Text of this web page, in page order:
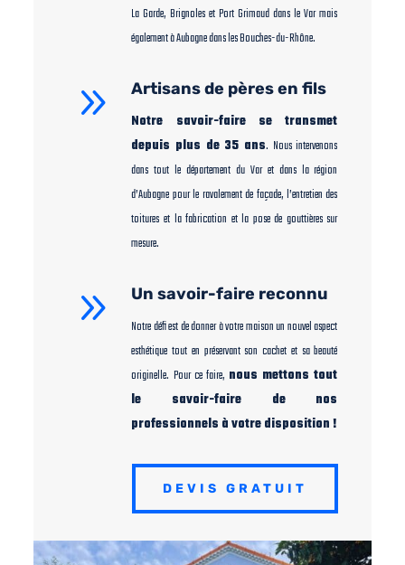
La Garde, Brignoles et Port Grimaud dans le Var mais
également à Aubagne dans les Bouches-du-Rhône.
9 Artisans de pères en fils
Notre savoir-faire se transmet
depuis plus de 35 ans. Nous intervenons
dans tout le département du Var et dans la région
d’Aubagne pour le ravalement de façade, l’entretien des
toitures et la fabrication et la pose de gouttières sur
mesure.
9 Un savoir-faire reconnu
Notre défi est de donner à votre maison un nouvel aspect
esthétique tout en préservant son cachet et sa beauté
originelle. Pour ce faire, nous mettons tout
le savoir-faire de nos
professionnels à votre disposition !
DEVIS GRATUIT